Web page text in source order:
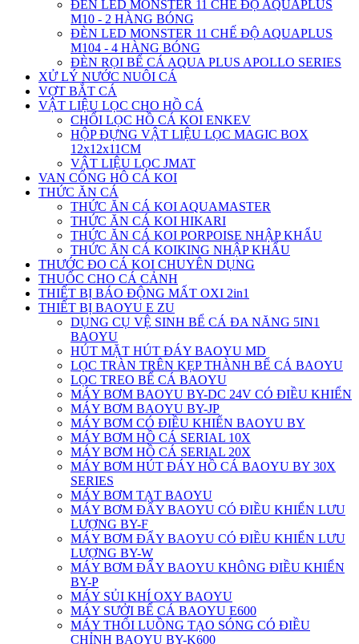
ĐÈN LED MONSTER 11 CHẾ ĐỘ AQUAPLUS
M10 - 2 HÀNG BÓNG
ĐÈN LED MONSTER 11 CHẾ ĐỘ AQUAPLUS
M104 - 4 HÀNG BÓNG
ĐÈN RỌI BỂ CÁ AQUA PLUS APOLLO SERIES
XỬ LÝ NƯỚC NUÔI CÁ
VỢT BẮT CÁ
VẬT LIỆU LỌC CHO HỒ CÁ
CHỔI LỌC HỒ CÁ KOI ENKEV
HỘP ĐỰNG VẬT LIỆU LỌC MAGIC BOX
12x12x11CM
VẬT LIỆU LỌC JMAT
VAN CỔNG HÔ CÁ KOI
THỨC ĂN CÁ
THỨC ĂN CÁ KOI AQUAMASTER
THỨC ĂN CÁ KOI HIKARI
THỨC ĂN CÁ KOI PORPOISE NHẬP KHẨU
THỨC ĂN CÁ KOIKING NHẬP KHẨU
THƯỚC ĐO CÁ KOI CHUYÊN DỤNG
THUỐC CHO CÁ CẢNH
THIẾT BỊ BÁO ĐỘNG MẤT OXI 2in1
THIẾT BỊ BAOYU E ZU
DỤNG CỤ VỆ SINH BỂ CÁ ĐA NĂNG 5IN1
BAOYU
HÚT MẶT HÚT ĐÁY BAOYU MD
LỌC TRÀN TRÊN KẸP THÀNH BỂ CÁ BAOYU
LỌC TREO BỂ CÁ BAOYU
MÁY BƠM BAOYU BY-DC 24V CÓ ĐIỀU KHIỂN
MÁY BƠM BAOYU BY-JP
MÁY BƠM CÓ ĐIỀU KHIỂN BAOYU BY
MÁY BƠM HỒ CÁ SERIAL 10X
MÁY BƠM HỒ CÁ SERIAL 20X
MÁY BƠM HÚT ĐÁY HỒ CÁ BAOYU BY 30X
SERIES
MÁY BƠM TẠT BAOYU
MÁY BƠM ĐẨY BAOYU CÓ ĐIỀU KHIỂN LƯU
LƯỢNG BY-F
MÁY BƠM ĐẨY BAOYU CÓ ĐIỀU KHIỂN LƯU
LƯỢNG BY-W
MÁY BƠM ĐẨY BAOYU KHÔNG ĐIỀU KHIỂN
BY-P
MÁY SỦI KHÍ OXY BAOYU
MÁY SƯỞI BỂ CÁ BAOYU E600
MÁY THỔI LUỒNG TẠO SÓNG CÓ ĐIỀU
CHỈNH BAOYU BY-K600